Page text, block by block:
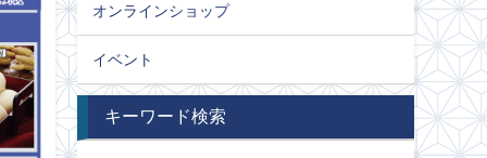
オンラインショップ
イベント
キーワード検索